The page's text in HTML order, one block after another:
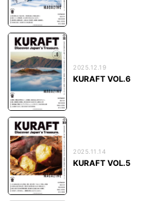
2025.12.19
KURAFT VOL.6
2025.11.14
KURAFT VOL.5